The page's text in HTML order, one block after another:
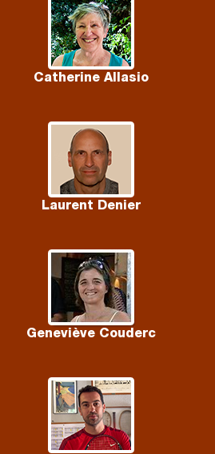
Catherine Allasio
Laurent Denier
Geneviève Couderc